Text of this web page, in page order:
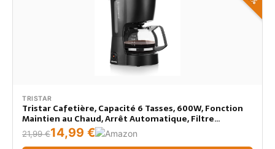
TRISTAR
Tristar Cafetière, Capacité 6 Tasses, 600W, Fonction
Maintien au Chaud, Arrêt Automatique, Filtre
Permanent, Système Anti-Goutte, Compacte et
Portable, Facile à Nettoyer, CM-1246
21,99 €14,99 €